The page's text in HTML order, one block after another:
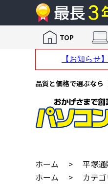
品質と価格で選ぶなら
TOP
ホーム > 平塚
ホーム
> カテ